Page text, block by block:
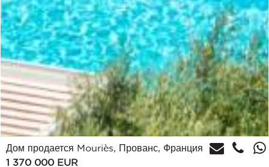
Дом продается Mouriès, Прованс, Франция
1 370 000 EUR